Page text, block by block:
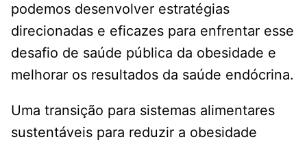
podemos desenvolver estratégias
direcionadas e eficazes para enfrentar esse
desafio de saúde pública da obesidade e
melhorar os resultados da saúde endócrina.
Uma transição para sistemas alimentares
sustentáveis ​​para reduzir a obesidade